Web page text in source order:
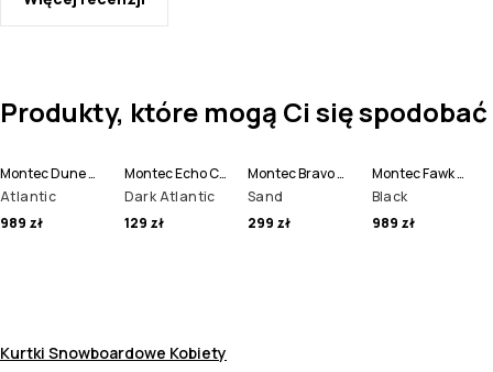
Produkty, które mogą Ci się spodobać
Montec Dune W Kurtka Narciarska Kobiety
Atlantic
989 zł
Montec Echo Czapka Beanie
Dark Atlantic
129 zł
Montec Bravo W Sweter Polarowy Kobiety
Sand
299 zł
Montec Fawk W Spodnie Narciarskie Kobiety
Black
989 zł
Kurtki Snowboardowe Kobiety